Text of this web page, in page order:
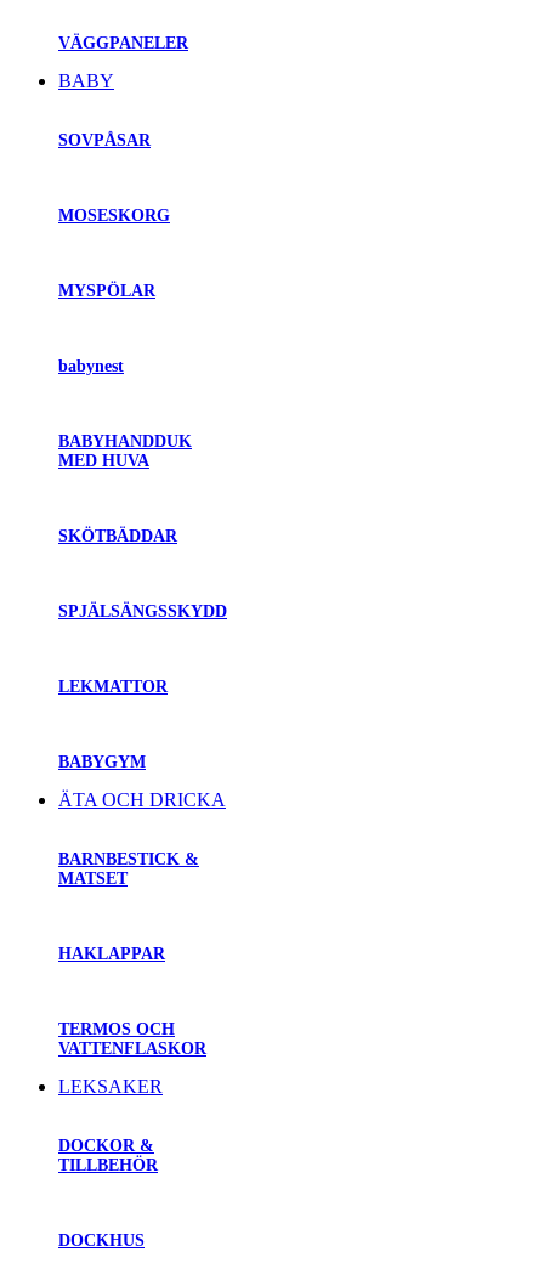
VÄGGPANELER
BABY
SOVPÅSAR
MOSESKORG
MYSPÖLAR
babynest
BABYHANDDUK
MED HUVA
SKÖTBÄDDAR
SPJÄLSÄNGSSKYDD
LEKMATTOR
BABYGYM
ÄTA OCH DRICKA
BARNBESTICK &
MATSET
HAKLAPPAR
TERMOS OCH
VATTENFLASKOR
LEKSAKER
DOCKOR &
TILLBEHÖR
DOCKHUS